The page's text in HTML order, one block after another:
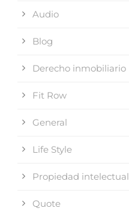
Audio
Blog
Derecho inmobiliario
Fit Row
General
Life Style
Propiedad intelectual
Quote